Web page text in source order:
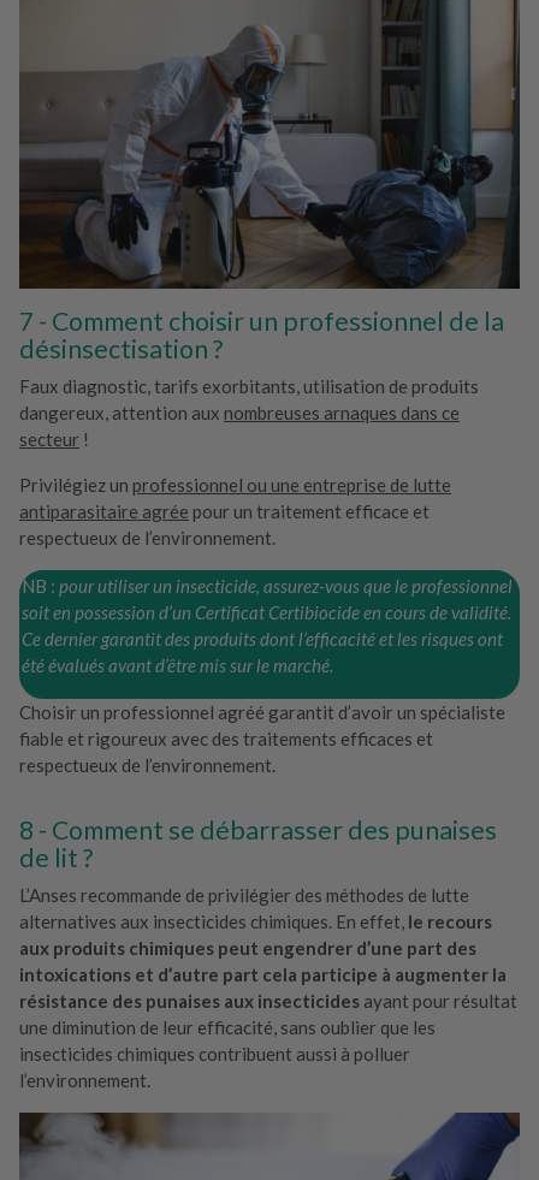
Comment choisir un professionnel de la
désinsectisation ?
Faux diagnostic, tarifs exorbitants, utilisation de produits
dangereux, attention aux nombreuses arnaques dans ce
secteur !
Privilégiez un professionnel ou une entreprise de lutte
antiparasitaire agrée pour un traitement efficace et
respectueux de l’environnement.
NB : pour utiliser un insecticide, assurez-vous que le professionnel
soit en possession d’un Certificat Certibiocide en cours de validité.
Ce dernier garantit des produits dont l’efficacité et les risques ont
été évalués avant d’être mis sur le marché.
Choisir un professionnel agréé garantit d’avoir un spécialiste
fiable et rigoureux avec des traitements efficaces et
respectueux de l’environnement.
Comment se débarrasser des punaises
de lit ?
L’Anses recommande de privilégier des méthodes de lutte
alternatives aux insecticides chimiques. En effet, le recours
aux produits chimiques peut engendrer d’une part des
intoxications et d’autre part cela participe à augmenter la
résistance des punaises aux insecticides ayant pour résultat
une diminution de leur efficacité, sans oublier que les
insecticides chimiques contribuent aussi à polluer
l’environnement.